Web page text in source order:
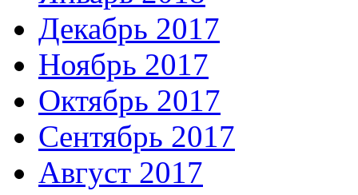
Декабрь 2017
Ноябрь 2017
Октябрь 2017
Сентябрь 2017
Август 2017